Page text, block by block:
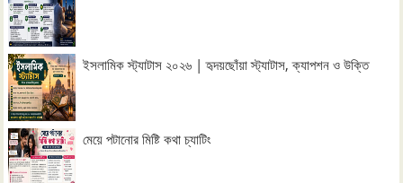
ইসলামিক স্ট্যাটাস ২০২৬ | হৃদয়ছোঁয়া স্ট্যাটাস, ক্যাপশন ও উক্তি
মেয়ে পটানোর মিষ্টি কথা চ্যাটিং